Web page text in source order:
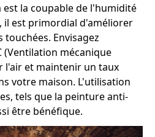
la coupable de l'humidité
il est primordial d'améliorer
touchées. Envisagez
mécanique
et maintenir un taux
votre maison. L'utilisation
tels que la peinture anti-
être bénéfique.